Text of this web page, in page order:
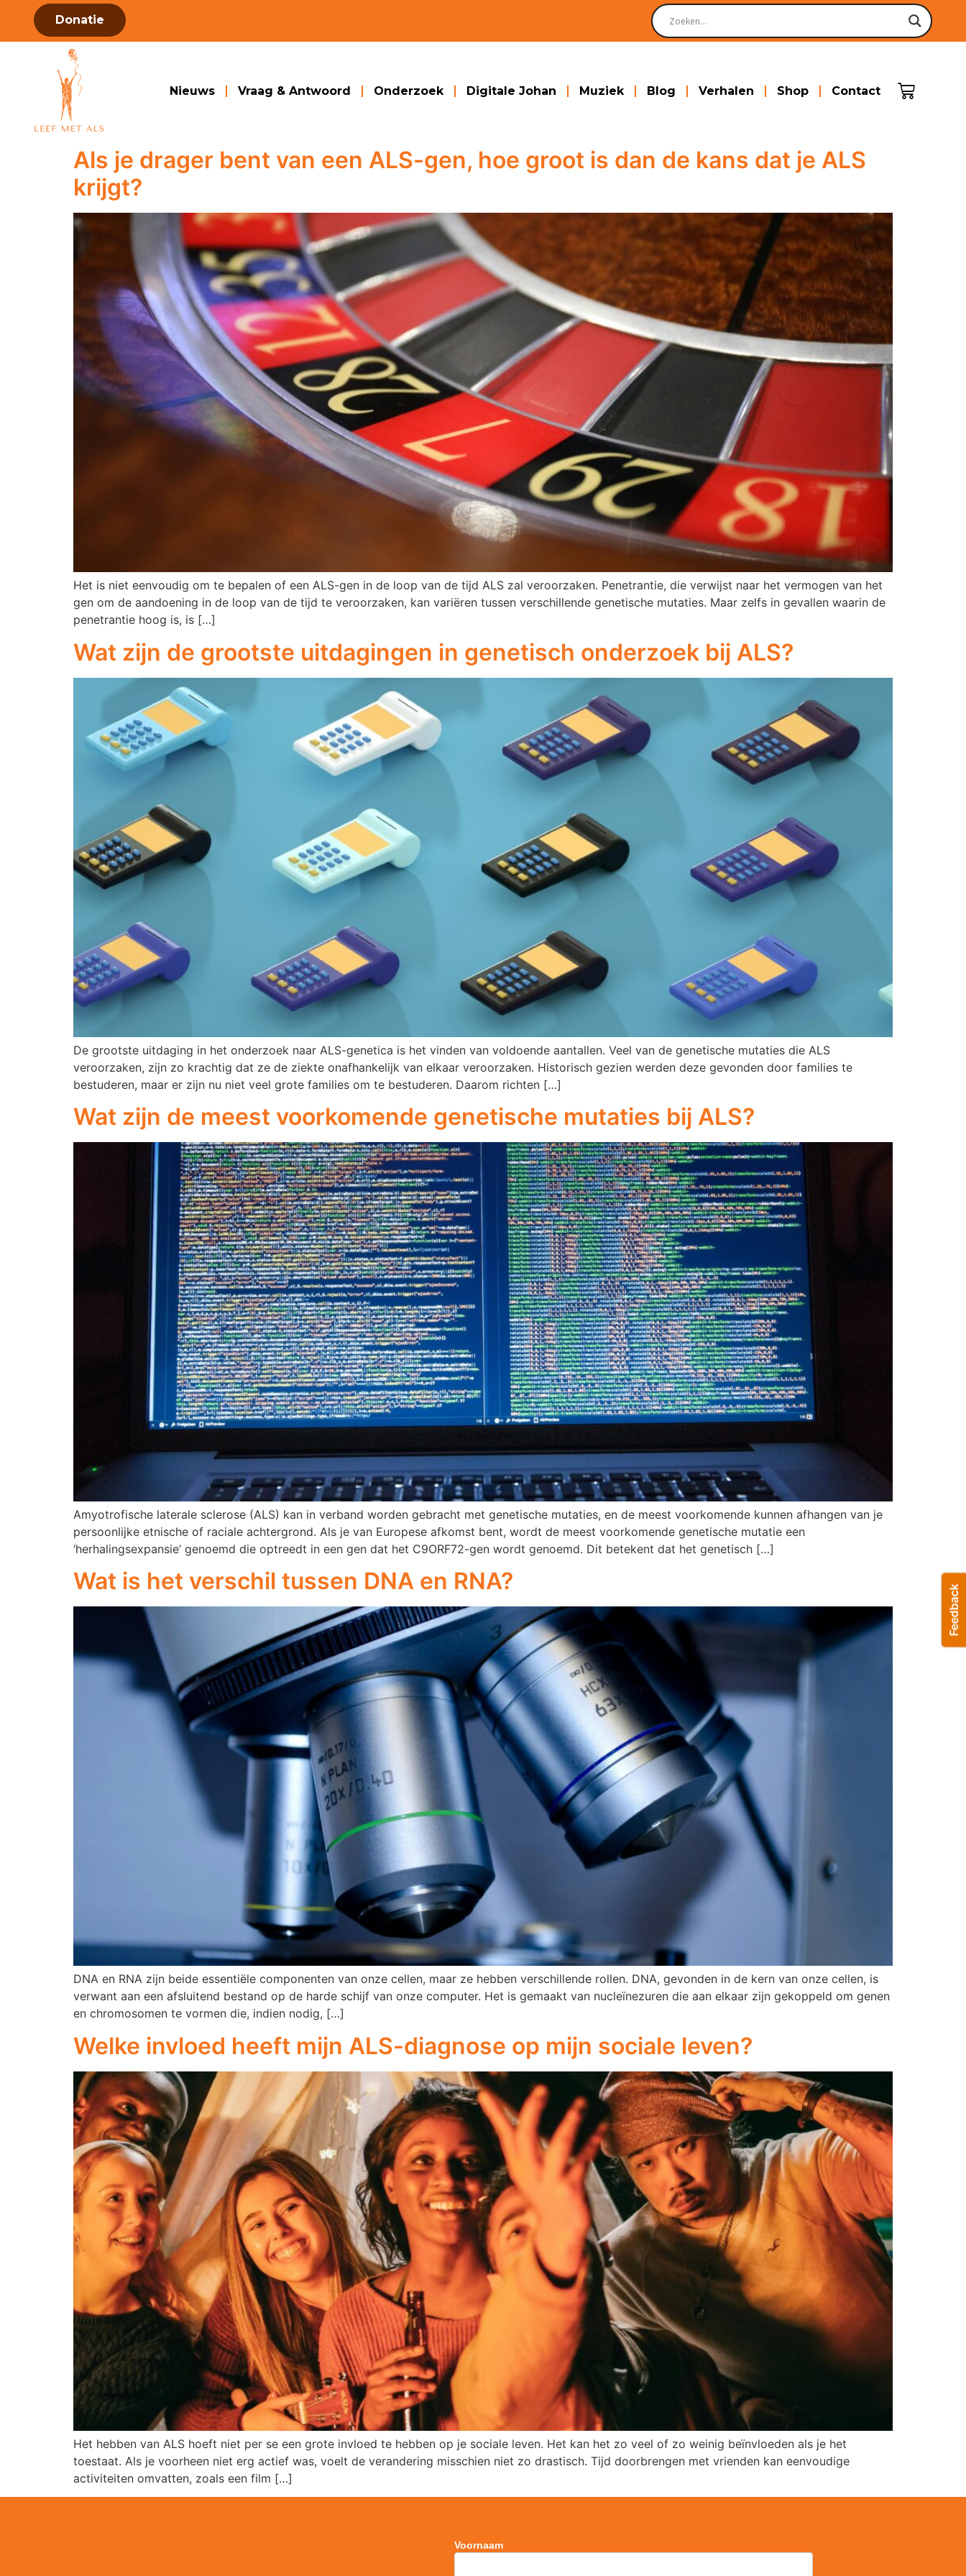
Donatie
Nieuws Vraag & Antwoord Onderzoek Digitale Johan Muziek Blog Verhalen Shop Contact
Als je drager bent van een ALS-gen, hoe groot is dan de kans dat je ALS
krijgt?
Het is niet eenvoudig om te bepalen of een ALS-gen in de loop van de tijd ALS zal veroorzaken. Penetrantie, die verwijst naar het vermogen van het
gen om de aandoening in de loop van de tijd te veroorzaken, kan variëren tussen verschillende genetische mutaties. Maar zelfs in gevallen waarin de
penetrantie hoog is, is […]
Wat zijn de grootste uitdagingen in genetisch onderzoek bij ALS?
De grootste uitdaging in het onderzoek naar ALS-genetica is het vinden van voldoende aantallen. Veel van de genetische mutaties die ALS
veroorzaken, zijn zo krachtig dat ze de ziekte onafhankelijk van elkaar veroorzaken. Historisch gezien werden deze gevonden door families te
bestuderen, maar er zijn nu niet veel grote families om te bestuderen. Daarom richten […]
Wat zijn de meest voorkomende genetische mutaties bij ALS?
Amyotrofische laterale sclerose (ALS) kan in verband worden gebracht met genetische mutaties, en de meest voorkomende kunnen afhangen van je
persoonlijke etnische of raciale achtergrond. Als je van Europese afkomst bent, wordt de meest voorkomende genetische mutatie een
‘herhalingsexpansie’ genoemd die optreedt in een gen dat het C9ORF72-gen wordt genoemd. Dit betekent dat het genetisch […]
Wat is het verschil tussen DNA en RNA?
DNA en RNA zijn beide essentiële componenten van onze cellen, maar ze hebben verschillende rollen. DNA, gevonden in de kern van onze cellen, is
verwant aan een afsluitend bestand op de harde schijf van onze computer. Het is gemaakt van nucleïnezuren die aan elkaar zijn gekoppeld om genen
en chromosomen te vormen die, indien nodig, […]
Welke invloed heeft mijn ALS-diagnose op mijn sociale leven?
Het hebben van ALS hoeft niet per se een grote invloed te hebben op je sociale leven. Het kan het zo veel of zo weinig beïnvloeden als je het
toestaat. Als je voorheen niet erg actief was, voelt de verandering misschien niet zo drastisch. Tijd doorbrengen met vrienden kan eenvoudige
activiteiten omvatten, zoals een film […]
Voornaam